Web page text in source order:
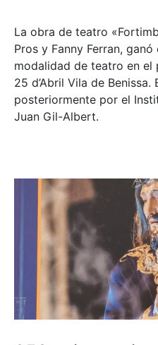
La obra de teatro «
Pros y Fanny Ferran,
modalidad de teatro en el
25 d’Abril Vila de Benissa.
posteriormente por el
Juan Gil-Albert.